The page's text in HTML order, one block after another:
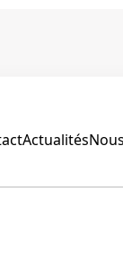
Actualités